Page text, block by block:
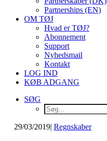
Partnerships (EN)
OM TØJ
Hvad er TØJ?
Abonnement
Support
Nyhedsmail
Kontakt
LOG IND
KØB ADGANG
SØG
29/03/2019| Regnskaber